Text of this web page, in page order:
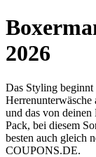
2026
Das Styling
und das von
Pack, bei diesem
besten auch gleich
COUPONS.DE.